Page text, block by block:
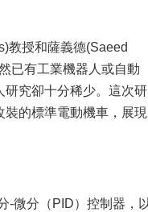
教授和薩義德(Saeed
已有工業機器人或自動
研究卻十分稀少。這次研
的標準電動機車，展現
-微分（PID）控制器，